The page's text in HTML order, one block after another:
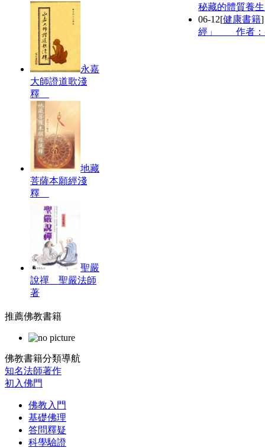
永嘉
大師證道歌淺
釋
地藏
菩薩本願經淺
釋
聖嚴
說禪 聖嚴法師
著
秘藏的體質養
06-12[健康書籍
經」 作者：
推薦佛教書籍
佛教書籍分類導航
知名法師著作
初入佛門
佛教入門
基礎佛理
答問釋疑
科學驗證